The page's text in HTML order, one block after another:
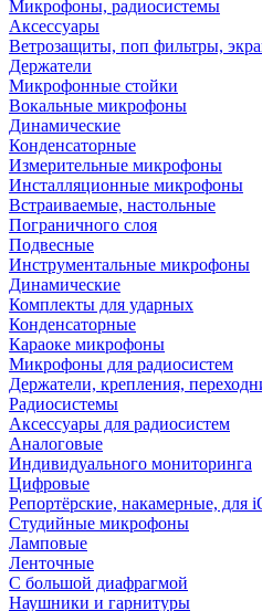
Микрофоны, радиосистемы
Аксессуары
Ветрозащиты, поп фильтры,
Держатели
Микрофонные стойки
Вокальные микрофоны
Динамические
Конденсаторные
Измерительные микрофоны
Инсталляционные микрофоны
Встраиваемые, настольные
Пограничного слоя
Подвесные
Инструментальные микрофоны
Динамические
Комплекты для ударных
Конденсаторные
Караоке микрофоны
Микрофоны для радиосистем
Держатели, крепления,
Радиосистемы
Аксессуары для радиосистем
Аналоговые
Индивидуального мониторинга
Цифровые
Репортёрские, накамерные, для
Студийные микрофоны
Ламповые
Ленточные
С большой диафрагмой
Наушники и гарнитуры